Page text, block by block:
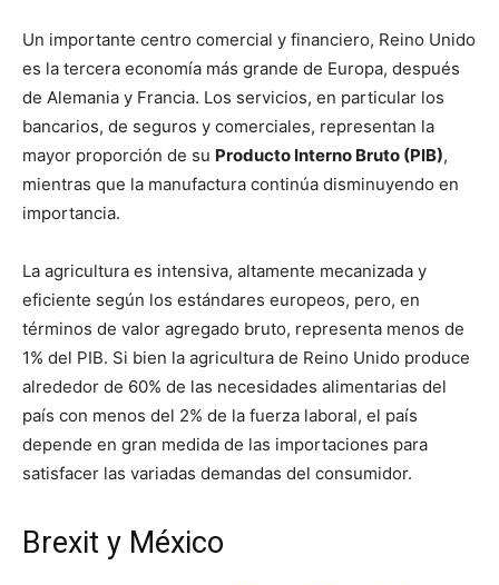
Un importante centro comercial y financiero, Reino Unido
es la tercera economía más grande de Europa, después
de Alemania y Francia. Los servicios, en particular los
bancarios, de seguros y comerciales, representan la
mayor proporción de su Producto Interno Bruto (PIB),
mientras que la manufactura continúa disminuyendo en
importancia.
La agricultura es intensiva, altamente mecanizada y
eficiente según los estándares europeos, pero, en
términos de valor agregado bruto, representa menos de
1% del PIB. Si bien la agricultura de Reino Unido produce
alrededor de 60% de las necesidades alimentarias del
país con menos del 2% de la fuerza laboral, el país
depende en gran medida de las importaciones para
satisfacer las variadas demandas del consumidor.
Brexit y México